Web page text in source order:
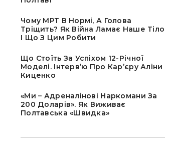
Чому МРТ В Нормі, А Голова
Тріщить? Як Війна Ламає Наше Тіло
І Що З Цим Робити
Що Стоїть За Успіхом 12-Річної
Моделі. Інтервʼю Про Карʼєру Аліни
Киценко
«Ми – Адреналінові Наркомани За
200 Доларів». Як Виживає
Полтавська «швидка»